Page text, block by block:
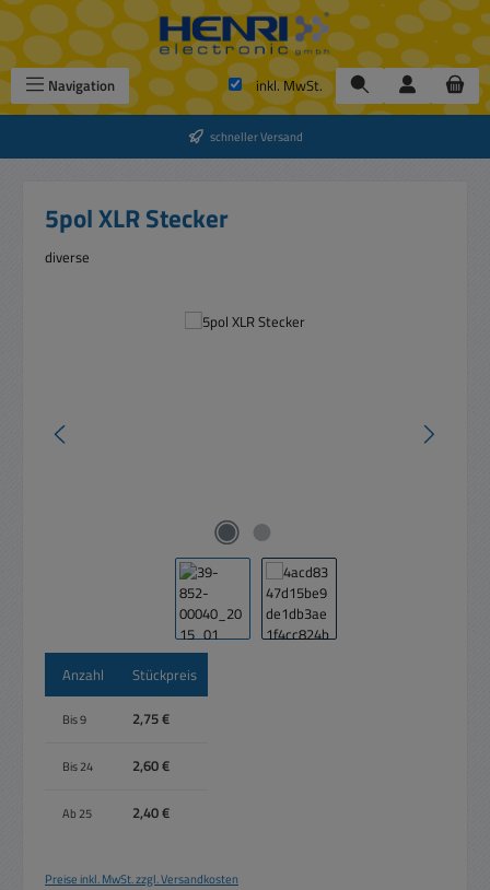
Zum Hauptinhalt springen
Navigation inkl. MwSt.
schneller Versand
5pol XLR Stecker
diverse
Bildergalerie überspringen
Anzahl Stückpreis
Bis9 2,75 €
Bis24 2,60 €
Ab 25 2,40 €
Preise inkl. MwSt. zzgl. Versandkosten